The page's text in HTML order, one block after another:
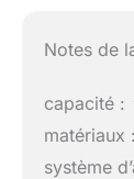
Notes de
capacité :
matériaux :
système